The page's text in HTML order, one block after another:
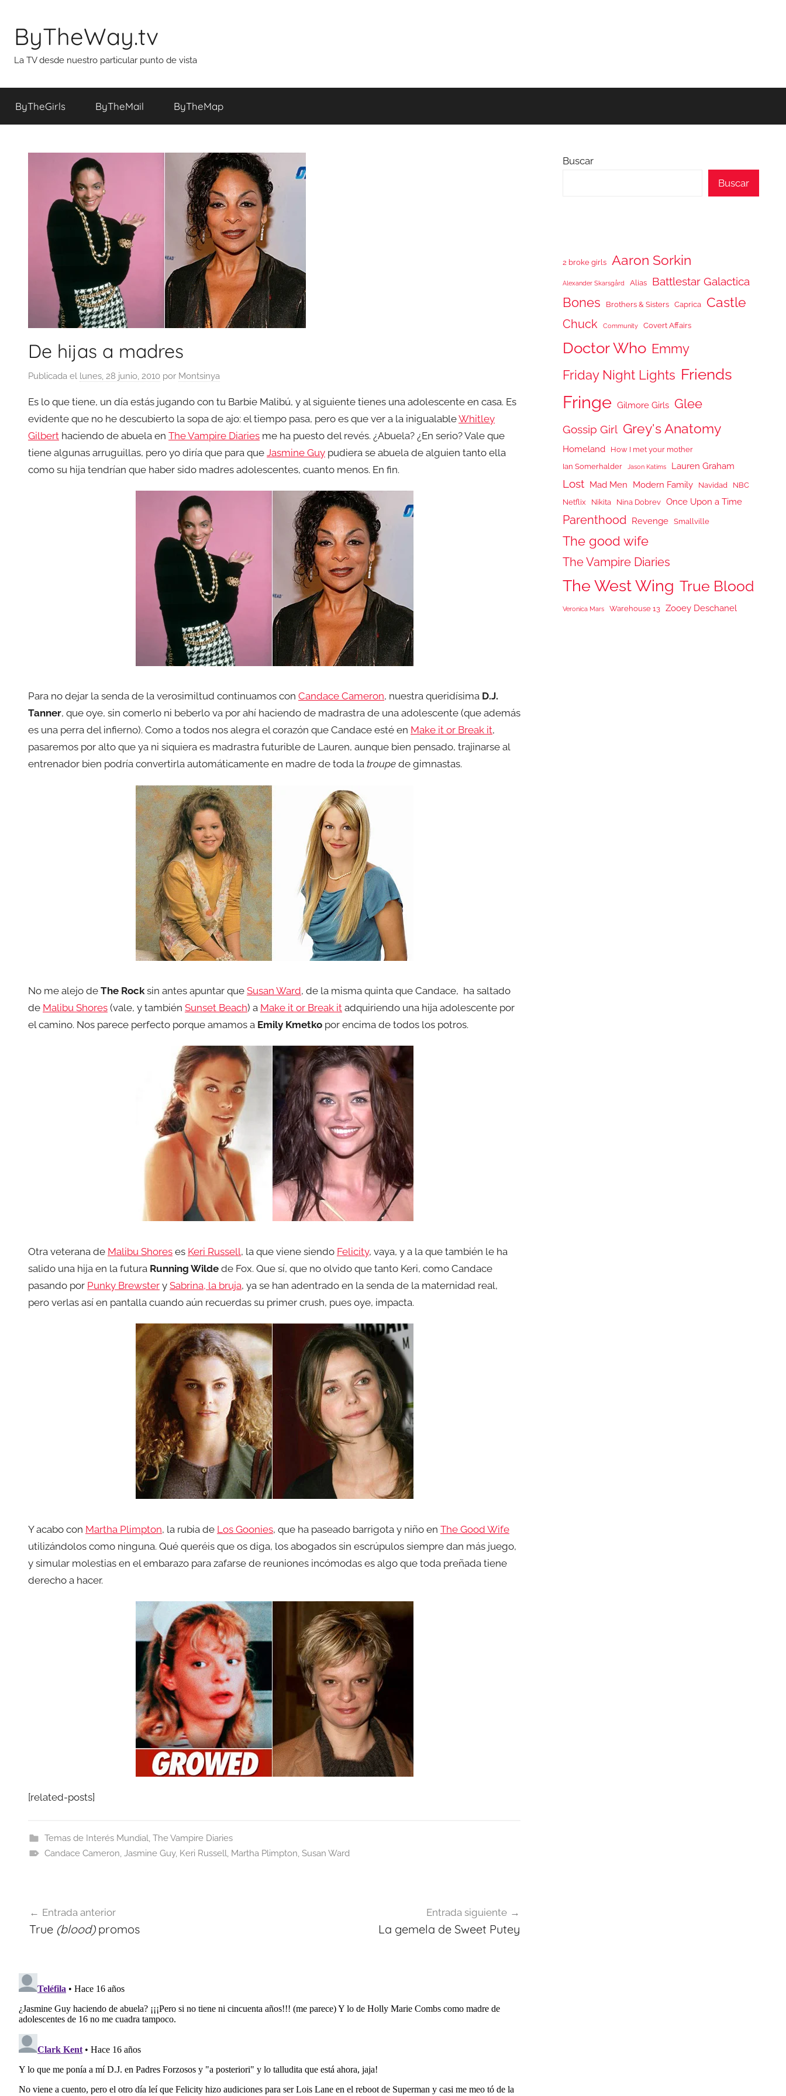
contenido
ByTheWay.tv
La TV desde nuestro particular punto de vista
ByTheGirls ByTheMail ByTheMap
De hijas a madres
Publicada el lunes, 28 junio, 2010 por Montsinya
Es lo que tiene, un día estás jugando con tu Barbie Malibú, y al siguiente tienes una adolescente en casa. Es
evidente que no he descubierto la sopa de ajo: el tiempo pasa, pero es que ver a la inigualableWhitley
Gilbert haciendo de abuela en The Vampire Diaries me ha puesto del revés. ¿Abuela? ¿En serio? Vale que
tiene algunas arruguillas, pero yo diría que para que Jasmine Guy pudiera se abuela de alguien tanto ella
como su hija tendrían que haber sido madres adolescentes, cuanto menos. En fin.
Para no dejar la senda de la verosimiltud continuamos con Candace Cameron, nuestra queridísima D.J.
Tanner, que oye, sin comerlo ni beberlo va por ahí haciendo de madrastra de una adolescente (que además
es una perra del infierno). Como a todos nos alegra el corazón que Candace esté en Make it or Break it,
pasaremos por alto que ya ni siquiera es madrastra futurible de Lauren, aunque bien pensado, trajinarse al
entrenador bien podría convertirla automáticamente en madre de toda la troupe de gimnastas.
No me alejo de The Rocksin antes apuntar que Susan Ward, de la misma quinta que Candace, ha saltado
de Malibu Shores (vale, y también Sunset Beach) a Make it or Break it adquiriendo una hija adolescente por
el camino. Nos parece perfecto porque amamos a Emily Kmetko por encima de todos los potros.
Otra veterana de Malibu Shores es Keri Russell, la que viene siendo Felicity, vaya, y a la que también le ha
salido una hija en la futura Running Wilde de Fox. Que sí, que no olvido que tanto Keri, como Candace
pasando por Punky Brewster y Sabrina, la bruja, ya se han adentrado en la senda de la maternidad real,
pero verlas así en pantalla cuando aún recuerdas su primer crush, pues oye, impacta.
Y acabo con Martha Plimpton, la rubia de Los Goonies, que ha paseado barrigota y niño en The Good Wife
utilizándolos como ninguna. Qué queréis que os diga, los abogados sin escrúpulos siempre dan más juego,
y simular molestias en el embarazo para zafarse de reuniones incómodas es algo que toda preñada tiene
derecho a hacer.
[related-posts]
Temas de Interés Mundial, The Vampire Diaries
Candace Cameron, Jasmine Guy, Keri Russell, Martha Plimpton, Susan Ward
de
entradas
Entrada anterior
True (blood)promos
Entrada siguiente
La gemela de Sweet Putey
Buscar
Buscar
2 broke girls Aaron Sorkin
Alexander Skarsgård Alias Battlestar Galactica
Bones Brothers & Sisters Caprica Castle
Chuck Community Covert Affairs
Doctor Who Emmy
Friday Night Lights Friends
Fringe Gilmore Girls Glee
Gossip Girl Grey's Anatomy
Homeland
How I met your mother
Ian Somerhalder
Jason Katims Lauren Graham
Lost Mad Men Modern Family Navidad
NBC
Netflix
Nikita Nina Dobrev Once Upon a Time
Parenthood Revenge Smallville
The good wife
The Vampire Diaries
The West Wing True Blood
Veronica Mars Warehouse 13 Zooey Deschanel